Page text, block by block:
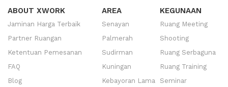
ABOUT XWORK
Jaminan Harga Terbaik
Partner Ruangan
Ketentuan Pemesanan
FAQ
Blog
AREA
Senayan
Palmerah
Sudirman
Kuningan
Kebayoran Lama
KEGUNAAN
Ruang Meeting
Shooting
Ruang Serbaguna
Ruang Training
Seminar